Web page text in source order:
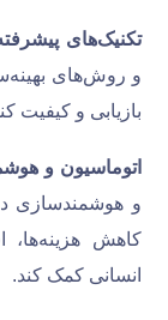
تکنیک‌های
و روش‌های
بازیابی و کیفیت
اتوماسیون و
و هوشمندسازی
کاهش
انسانی کمک کند.